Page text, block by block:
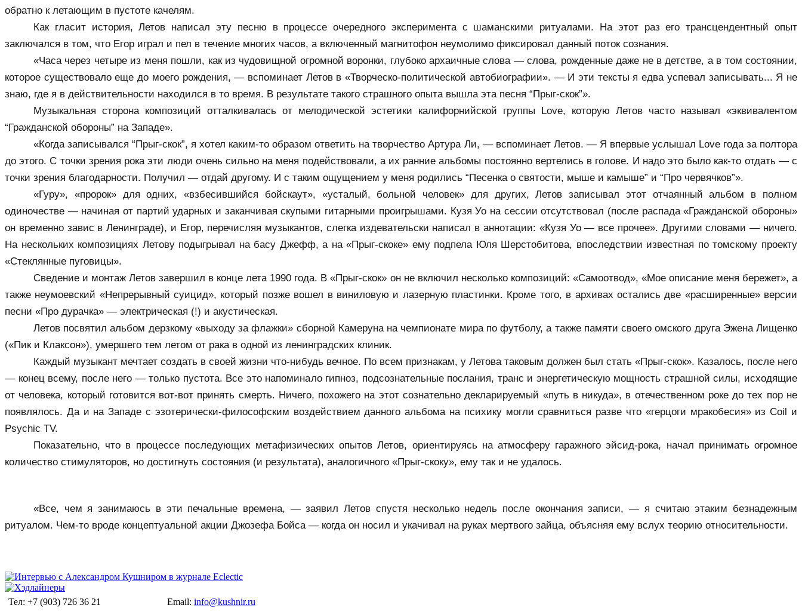
обратно к летающим в пустоте качелям.
Как гласит история, Летов написал эту песню в процессе очередного эксперимента с шаманскими ритуалами. На этот раз его трансцендентный опыт
заключался в том, что Егор играл и пел в течение многих часов, а включенный магнитофон неумолимо фиксировал данный поток сознания.
«Часа через четыре из меня пошли, как из чудовищной огромной воронки, глубоко архаичные слова — слова, рожденные даже не в детстве, а в том состоянии,
которое существовало еще до моего рождения, — вспоминает Летов в «Творческо-политической автобиографии». — И эти тексты я едва успевал записывать... Я не
знаю, где я в действительности находился в то время. В результате такого страшного опыта вышла эта песня “Прыг-скок”».
Музыкальная сторона композиций отталкивалась от мелодической эстетики калифорнийской группы Love, которую Летов часто называл «эквивалентом
“Гражданской обороны” на Западе».
«Когда записывался “Прыг-скок”, я хотел каким-то образом ответить на творчество Артура Ли, — вспоминает Летов. — Я впервые услышал Love года за полтора
до этого. С точки зрения рока эти люди очень сильно на меня подействовали, а их ранние альбомы постоянно вертелись в голове. И надо это было как-то отдать — с
точки зрения благодарности. Получил — отдай другому. И с таким ощущением у меня родились “Песенка о святости, мыше и камыше” и “Про червячков”».
«Гуру», «пророк» для одних, «взбесившийся бойскаут», «усталый, больной человек» для других, Летов записывал этот отчаянный альбом в полном
одиночестве — начиная от партий ударных и заканчивая скупыми гитарными проигрышами. Кузя Уо на сессии отсутствовал (после распада «Гражданской обороны»
он временно завис в Ленинграде), и Егор, перечисляя музыкантов, слегка издевательски написал в аннотации: «Кузя Уо — все прочее». Другими словами — ничего.
На нескольких композициях Летову подыгрывал на басу Джефф, а на «Прыг-скоке» ему подпела Юля Шерстобитова, впоследствии известная по томскому проекту
«Стеклянные пуговицы».
Сведение и монтаж Летов завершил в конце лета 1990 года. В «Прыг-скок» он не включил несколько композиций: «Самоотвод», «Мое описание меня бережет», а
также неумоевский «Непрерывный суицид», который позже вошел в виниловую и лазерную пластинки. Кроме того, в архивах остались две «расширенные» версии
песни «Про дурачка» — электрическая (!) и акустическая.
Летов посвятил альбом дерзкому «выходу за флажки» сборной Камеруна на чемпионате мира по футболу, а также памяти своего омского друга Эжена Лищенко
(«Пик и Клаксон»), умершего тем летом от рака в одной из ленинградских клиник.
Каждый музыкант мечтает создать в своей жизни что-нибудь вечное. По всем признакам, у Летова таковым должен был стать «Прыг-скок». Казалось, после него
— конец всему, после него — только пустота. Все это напоминало гипноз, подсознательные послания, транс и энергетическую мощность страшной силы, исходящие
от человека, который готовится вот-вот принять смерть. Ничего, похожего на этот сознательно декларируемый «путь в никуда», в отечественном роке до тех пор не
появлялось. Да и на Западе с эзотерически-философским воздействием данного альбома на психику могли сравниться разве что «герцоги мракобесия» из Coil и
Psychic TV.
Показательно, что в процессе последующих метафизических опытов Летов, ориентируясь на атмосферу гаражного эйсид-рока, начал принимать огромное
количество стимуляторов, но достигнуть состояния (и результата), аналогичного «Прыг-скоку», ему так и не удалось.
«Все, чем я занимаюсь в эти печальные времена, — заявил Летов спустя несколько недель после окончания записи, — я считаю этаким безнадежным
ритуалом. Чем-то вроде концептуальной акции Джозефа Бойса — когда он носил и укачивал на руках мертвого зайца, объясняя ему вслух теорию относительности.
Тел: +7 (903) 726 36 21 Email: info@kushnir.ru